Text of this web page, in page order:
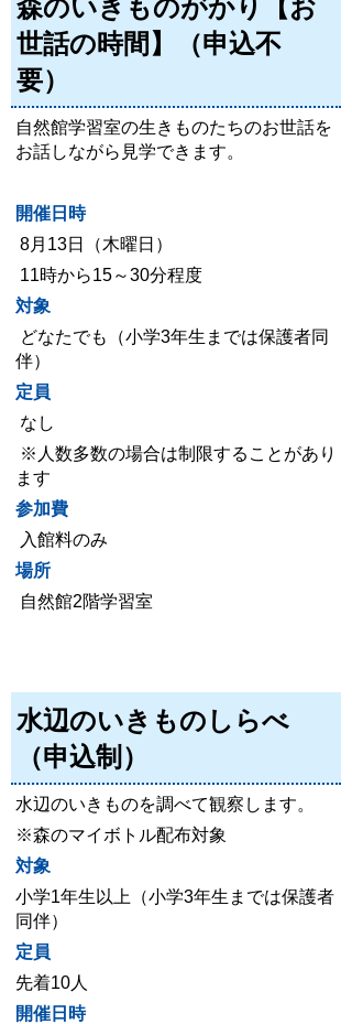
森のいきものがかり【お
世話の時間】（申込不
要）
自然館学習室の生きものたちのお世話を
お話しながら見学できます。
開催日時
8月13日（木曜日）
11時から15～30分程度
対象
どなたでも（小学3年生までは保護者同
伴）
定員
なし
※人数多数の場合は制限することがあり
ます
参加費
入館料のみ
場所
自然館2階学習室
水辺のいきものしらべ
（申込制）
水辺のいきものを調べて観察します。
※森のマイボトル配布対象
対象
小学1年生以上（小学3年生までは保護者
同伴）
定員
先着10人
開催日時